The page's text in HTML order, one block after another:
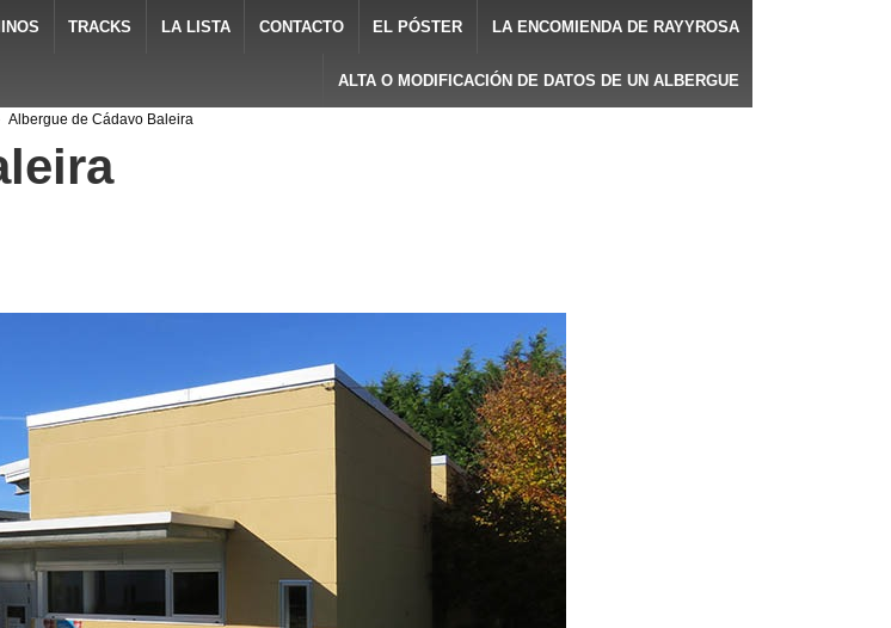
TRACKS LA LISTA CONTACTO EL PÓSTER LA ENCOMIENDA DE RAYYROSA
ALTA O MODIFICACIÓN DE DATOS DE UN ALBERGUE
Albergue de Cádavo Baleira